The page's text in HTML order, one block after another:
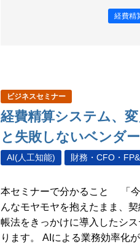
経費精
ビジネスセミナー
経費精算システム、
と失敗しないベンダ
AI(人工知能) 財務・CFO・
本セミナーで分かること 「
んなモヤモヤを抱えたまま、
帳法をきっかけに導入したシ
ります。 AIによる業務効率化